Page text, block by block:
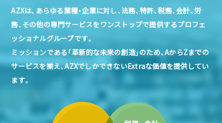
AZXは、あらゆる業種・企業に対し、法務、特許、税務、会計、労
務、その他の専門サービスをワンストップで提供するプロフェ
ッショナルグループです。
ミッションである「革新的な未来の創造」のため、AからZまでの
サービスを揃え、AZXでしかできないExtraな価値を提供してい
ます。